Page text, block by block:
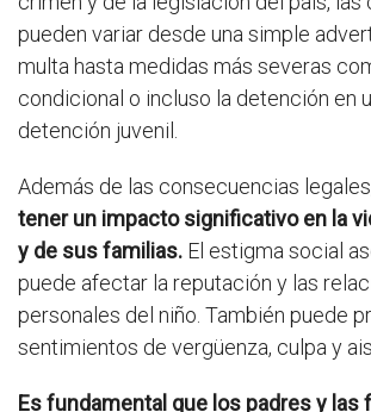
pueden variar desde una simple
multa hasta medidas más severas
condicional o incluso la detención en
detención juvenil.
Además de las consecuencias
tener un impacto significativo en la
y de sus familias. El estigma social
puede afectar la reputación y las
personales del niño. También puede
sentimientos de vergüenza, culpa y
Es fundamental que los padres y las